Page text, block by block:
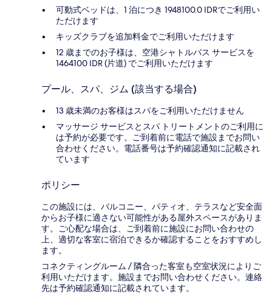
可動式ベッドは、1 泊につき 1948100.0 IDRでご利用い
ただけます
キッズクラブを追加料金でご利用いただけます
12 歳までのお子様は、空港シャトルバス サービスを
1464100 IDR (片道) でご利用いただけます
プール、スパ、ジム (該当する場合)
13 歳未満のお客様はスパをご利用いただけません
マッサージ サービスとスパ トリートメントのご利用に
は予約が必要です。ご到着前に電話で施設までお問い
合わせください。電話番号は予約確認通知に記載され
ています
ポリシー
この施設には、バルコニー、パティオ、テラスなど安全面
からお子様に適さない可能性がある屋外スペースがありま
す。ご心配な場合は、ご到着前に施設にお問い合わせの
上、適切な客室に宿泊できるか確認することをおすすめし
ます。
コネクティングルーム / 隣合った客室も空室状況によりご
利用いただけます。施設までお問い合わせください。連絡
先は予約確認通知に記載されています。